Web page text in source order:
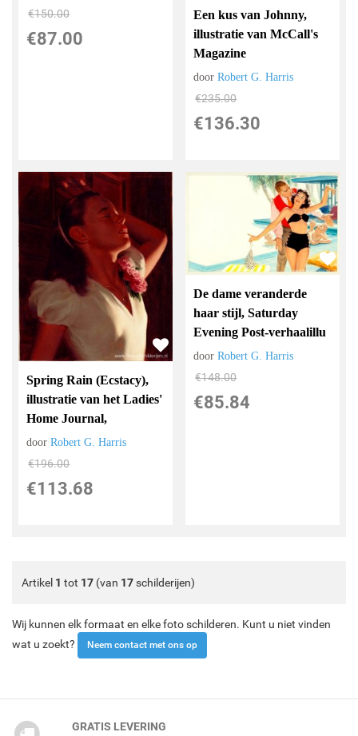
€150.00
€87.00
Een kus van Johnny,
illustratie van McCall's
Magazine
doorRobert G. Harris
€235.00
€136.30
Spring Rain (Ecstacy),
illustratie van het Ladies'
Home Journal,
doorRobert G. Harris
€196.00
€113.68
De dame veranderde
haar stijl, Saturday
Evening Post-verhaalillu
doorRobert G. Harris
€148.00
€85.84
Artikel 1 tot 17 (van 17schilderijen)
Wij kunnen elk formaat en elke foto schilderen. Kunt u niet vinden
wat u zoekt?
Neem contact met ons op
GRATIS LEVERING